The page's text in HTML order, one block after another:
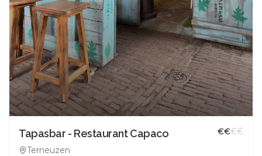
Tapasbar - Restaurant Capaco
Terneuzen
€€€€